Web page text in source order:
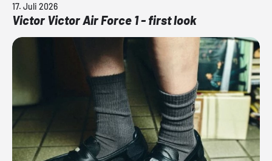
17. Juli 2026
Victor Victor Air Force 1 - first look